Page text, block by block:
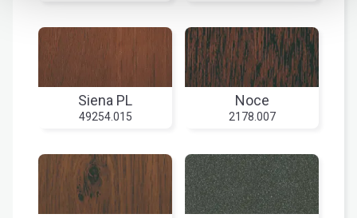
Siena PL
49254.015
Noce
2178.007